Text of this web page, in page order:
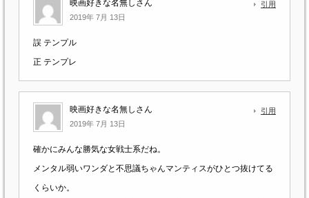
映画好きな名無しさん
2019年 7月 13日
引用
誤 テンプル
正 テンプレ
映画好きな名無しさん
2019年 7月 13日
引用
確かにみんな勝気な女戦士系だね。
メンタル弱いワンダと不思議ちゃんマンティスがひとつ抜けてる
くらいか。